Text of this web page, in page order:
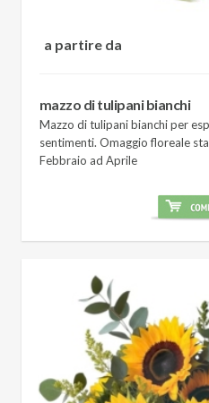
a partire da
mazzo di tulipani bianchi
Mazzo di tulipani bianchi per
sentimenti. Omaggio floreale
Febbraio ad Aprile